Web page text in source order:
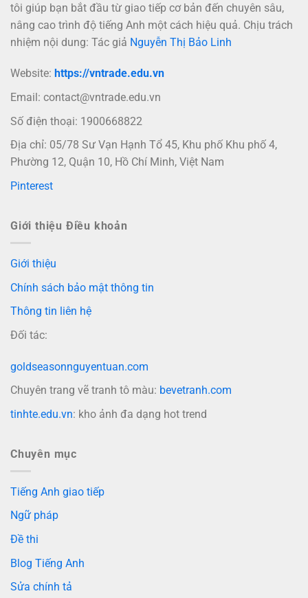
tôi giúp bạn bắt đầu từ giao tiếp cơ bản đến chuyên sâu,
nâng cao trình độ tiếng Anh một cách hiệu quả. Chịu trách
nhiệm nội dung: Tác giả Nguyễn Thị Bảo Linh
Website: https://vntrade.edu.vn
Email: contact@vntrade.edu.vn
Số điện thoại: 1900668822
Địa chỉ: 05/78 Sư Vạn Hạnh Tổ 45, Khu phố Khu phố 4,
Phường 12, Quận 10, Hồ Chí Minh, Việt Nam
Pinterest
Giới thiệu Điều khoản
Giới thiệu
Chính sách bảo mật thông tin
Thông tin liên hệ
Đối tác:
goldseasonnguyentuan.com
Chuyên trang vẽ tranh tô màu: bevetranh.com
tinhte.edu.vn: kho ảnh đa dạng hot trend
Chuyên mục
Tiếng Anh giao tiếp
Ngữ pháp
Đề thi
Blog Tiếng Anh
Sửa chính tả